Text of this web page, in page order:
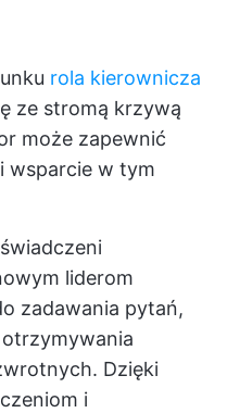
rola kierownicza
ze stromą krzywą
może zapewnić
wsparcie w tym
liderom
zadawania pytań,
Dzięki
i